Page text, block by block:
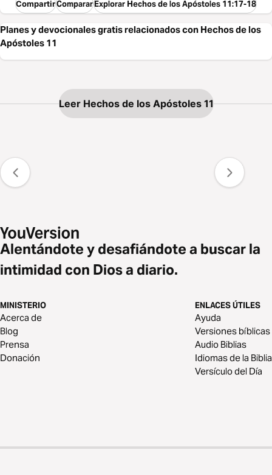
CompartirCompararExplorar Hechos de los Apóstoles 11:17-18
Planes y devocionales gratis relacionados con Hechos de los
Apóstoles 11
Leer Hechos de los Apóstoles 11
Alentándote y desafiándote a buscar la
intimidad con Dios a diario.
MINISTERIO
Acerca de
Blog
Prensa
Donación
ENLACES ÚTILES
Ayuda
Versiones bíblicas
Audio Biblias
Idiomas de la Biblia
Versículo del Día